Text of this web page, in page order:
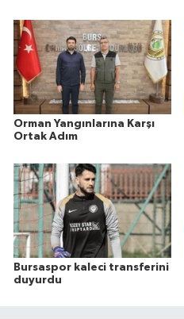
Orman Yangınlarına Karşı
Ortak Adım
Bursaspor kaleci transferini
duyurdu